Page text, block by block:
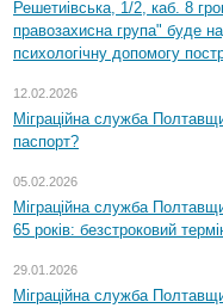
Решетиівська, 1/2, каб. 8
правозахисна група" буде
психологічну допомогу
12.02.2026
Міграційна служба
паспорт?
05.02.2026
Міграційна служба
65 років: безстроковий
29.01.2026
Міграційна служба